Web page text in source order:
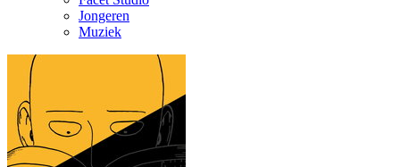
Jongeren
Muziek